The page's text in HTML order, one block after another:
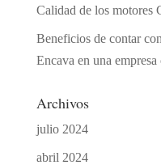
Calidad de los motores
Beneficios de contar
Encava en una empresa
Archivos
julio 2024
abril 2024